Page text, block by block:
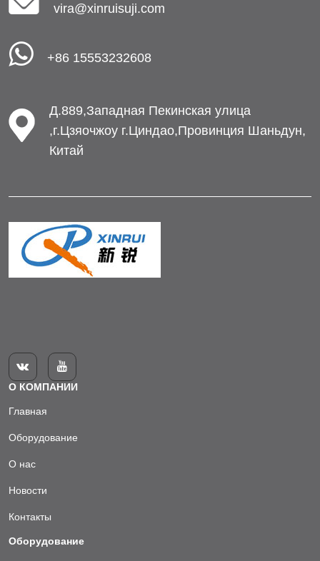
vira@xinruisuji.com
+86 15553232608
Д.889,Западная Пекинская улица
,г.Цзяочжоу г.Циндао,Провинция Шаньдун,
Китай


О КОМПАНИИ
Главная
Оборудование
О нас
Новости
Контакты
Оборудование